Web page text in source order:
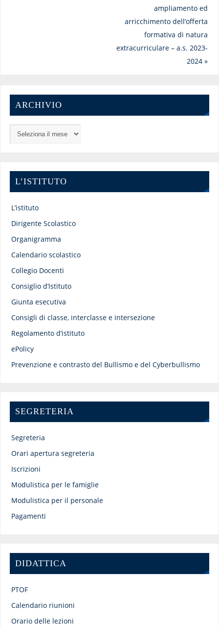
ampliamento ed
arricchimento dell’offerta
formativa di natura
extracurriculare – a.s. 2023-
2024»
ARCHIVIO
L’ISTITUTO
L’istituto
Dirigente Scolastico
Organigramma
Calendario scolastico
Collegio Docenti
Consiglio d’Istituto
Giunta esecutiva
Consigli di classe, interclasse e intersezione
Regolamento d’istituto
ePolicy
Prevenzione e contrasto del Bullismo e del Cyberbullismo
SEGRETERIA
Segreteria
Orari apertura segreteria
Iscrizioni
Modulistica per le famiglie
Modulistica per il personale
Pagamenti
DIDATTICA
PTOF
Calendario riunioni
Orario delle lezioni